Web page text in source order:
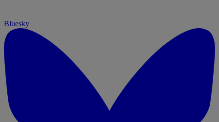
Bluesky